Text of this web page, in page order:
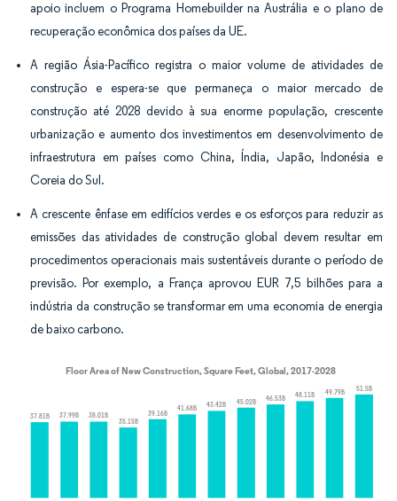
apoio incluem o Programa Homebuilder na Austrália e o plano de
recuperação econômica dos países da UE.
A região Ásia-Pacífico registra o maior volume de atividades de
construção e espera-se que permaneça o maior mercado de
construção até 2028 devido à sua enorme população, crescente
urbanização e aumento dos investimentos em desenvolvimento de
infraestrutura em países como China, Índia, Japão, Indonésia e
Coreia do Sul.
A crescente ênfase em edifícios verdes e os esforços para reduzir as
emissões das atividades de construção global devem resultar em
procedimentos operacionais mais sustentáveis durante o período de
previsão. Por exemplo, a França aprovou EUR 7,5 bilhões para a
indústria da construção se transformar em uma economia de energia
de baixo carbono.